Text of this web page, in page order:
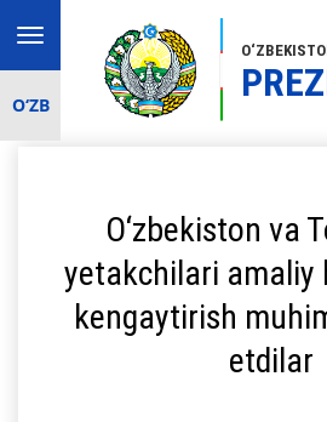
Toggle
navigation
O‘ZB
O‘zbekiston va
yetakchilari amaliy
kengaytirish
etdilar